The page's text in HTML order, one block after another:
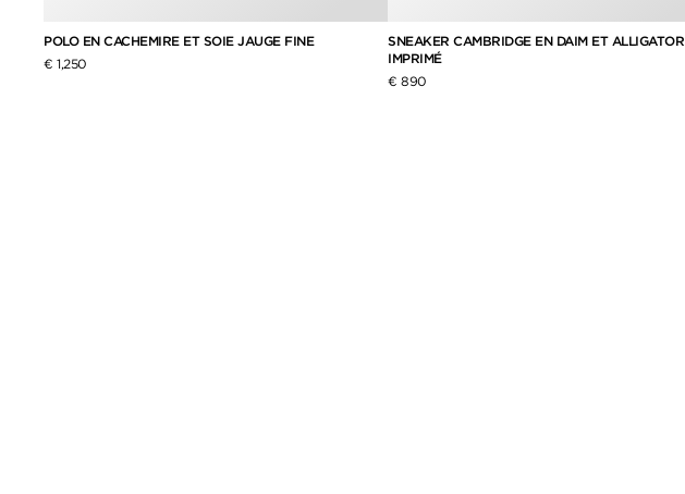
POLO EN CACHEMIRE ET SOIE JAUGE FINE
€ 1,250
SNEAKER CAMBRIDGE EN DAIM ET ALLIGATOR
IMPRIMÉ
€ 890